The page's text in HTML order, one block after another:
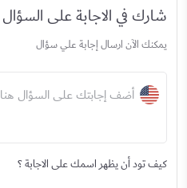
شارك في الاجابة على السؤال
يمكنك الآن ارسال إجابة علي سؤال
أضف إجابتك على السؤال هنا
كيف تود أن يظهر اسمك على الاجابة ؟